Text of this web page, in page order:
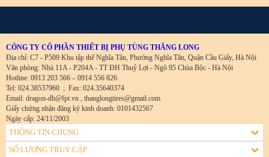
CÔNG TY CỔ PHẦN THIẾT BỊ PHỤ TÙNG THĂNG LONG
Địa chỉ: C7 - P509 Khu tập thể Nghĩa Tân, Phường Nghĩa Tân, Quận Cầu Giấy, Hà Nội
Văn phòng: Nhà 11A - P204A - TT ĐH Thuỷ Lợi - Ngõ 95 Chùa Bộc - Hà Nội
Hotline: 0913 203 566 – 0914 556 826
Tel: 024.38537960 ; Fax: 024.35640374
Email: dragon-dh@fpt.vn , thanglongtires@gmail.com
Giấy chứng nhận đăng ký kinh doanh: 0101432567
Ngày cấp: 24/11/2003
THÔNG TIN CHUNG
SỐ LƯỢNG TRUY CẬP